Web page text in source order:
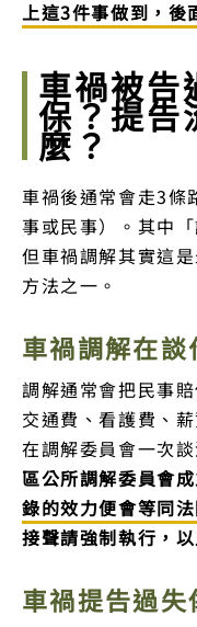
上這3件事做到，後
車禍被告
保？提告
麼？
車禍後通常會走3條
事或民事）。其中
但車禍調解其實這
方法之一。
車禍調解在談
調解通常會把民事
交通費、看護費、
在調解委員會一次
區公所調解委員會成
錄的效力便會等同
接聲請強制執行，
車禍提告過